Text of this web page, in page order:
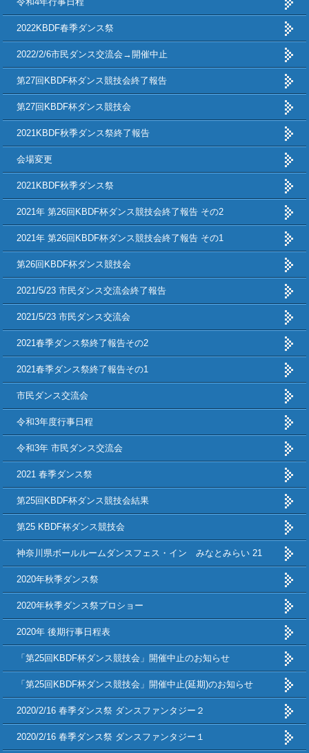
2022KBDF春季ダンス祭
2022/2/6市民ダンス交流会→開催中止
第27回KBDF杯ダンス競技会終了報告
第27回KBDF杯ダンス競技会
2021KBDF秋季ダンス祭終了報告
会場変更
2021KBDF秋季ダンス祭
2021年 第26回KBDF杯ダンス競技会終了報告 その2
2021年 第26回KBDF杯ダンス競技会終了報告 その1
第26回KBDF杯ダンス競技会
2021/5/23 市民ダンス交流会終了報告
2021/5/23 市民ダンス交流会
2021春季ダンス祭終了報告その2
2021春季ダンス祭終了報告その1
市民ダンス交流会
令和3年度行事日程
令和3年 市民ダンス交流会
2021 春季ダンス祭
第25回KBDF杯ダンス競技会結果
第25 KBDF杯ダンス競技会
神奈川県ボールルームダンスフェス・イン みなとみらい 21
2020年秋季ダンス祭
2020年秋季ダンス祭プロショー
2020年 後期行事日程表
「第25回KBDF杯ダンス競技会」開催中止のお知らせ
「第25回KBDF杯ダンス競技会」開催中止(延期)のお知らせ
2020/2/16 春季ダンス祭 ダンスファンタジー２
2020/2/16 春季ダンス祭 ダンスファンタジー１